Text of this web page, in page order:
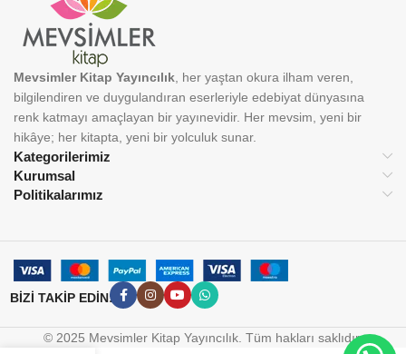
Kategorilerimiz
Kurumsal
Politikalarımız
Mevsimler Kitap Yayıncılık , her yaştan okura ilham veren,
bilgilendiren ve duygulandıran eserleriyle edebiyat dünyasına
renk katmayı amaçlayan bir yayınevidir. Her mevsim, yeni bir
hikâye; her kitapta, yeni bir yolculuk sunar.
BİZİ TAKİP EDİN:
© 2025 Mevsimler Kitap Yayıncılık. Tüm hakları saklıdır.